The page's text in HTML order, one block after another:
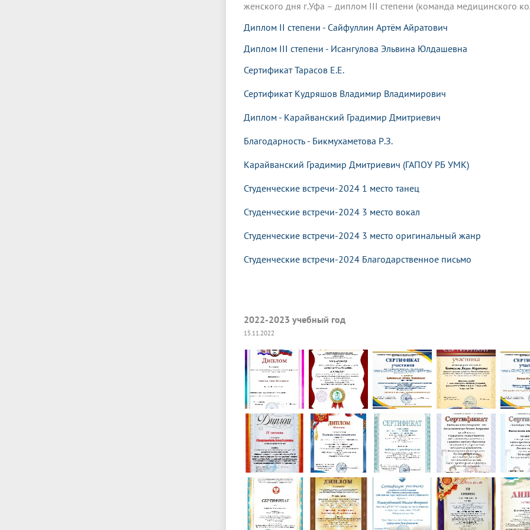
женского дня г.Уфа – диплом III степени (команда медицинского
Диплом II степени - Сайфуллин Артём Айратович
Диплом III степени - Исангулова Эльвина Юлдашевна
Сертификат Тарасов Е.Е.
Сертификат Кудряшов Владимир Владимирович
Диплом - Карайванский Градимир Дмитриевич
Благодарность - Бикмухаметова Р.З.
Карайванский Градимир Дмитриевич (ГАПОУ РБ УМК)
Студенческие встречи-2024 1 место танец
Студенческие встречи-2024 3 место вокал
Студенческие встречи-2024 3 место оригинальный жанр
Студенческие встречи-2024 Благодарственное письмо
2022-2023 учебный год
15.11.2022